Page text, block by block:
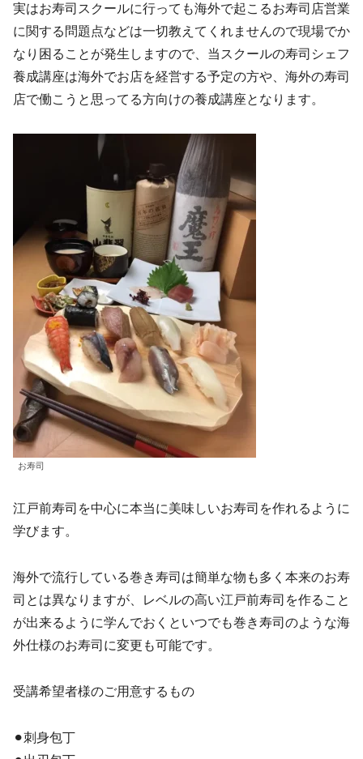
実はお寿司スクールに行っても海外で起こるお寿司店営業
に関する問題点などは一切教えてくれませんので現場でか
なり困ることが発生しますので、当スクールの寿司シェフ
養成講座は海外でお店を経営する予定の方や、海外の寿司
店で働こうと思ってる方向けの養成講座となります。
お寿司
江戸前寿司を中心に本当に美味しいお寿司を作れるように
学びます。
海外で流行している巻き寿司は簡単な物も多く本来のお寿
司とは異なりますが、レベルの高い江戸前寿司を作ること
が出来るように学んでおくといつでも巻き寿司のような海
外仕様のお寿司に変更も可能です。
受講希望者様のご用意するもの
⚫︎刺身包丁